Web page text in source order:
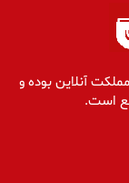
آنلاین بوده و
است.